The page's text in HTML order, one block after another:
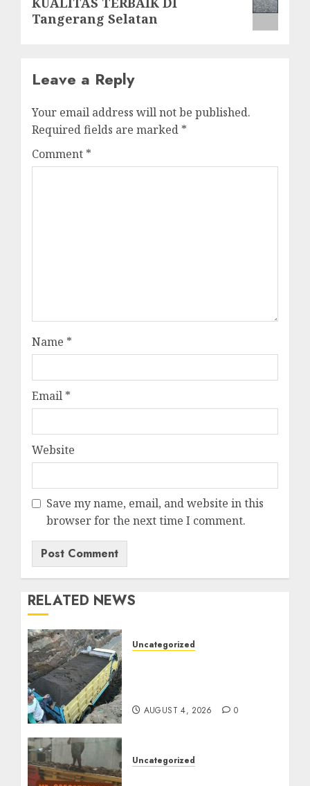
Tangerang Selatan
Leave a Reply
Your email address will not be published.
Required fields are marked *
Comment *
Name *
Email *
Website
Save my name, email, and website in this
browser for the next time I comment.
RELATED NEWS
Uncategorized
AUGUST 4, 2026 0
Uncategorized